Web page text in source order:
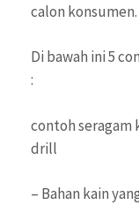
calon konsumen.
Di bawah ini 5
:
contoh seragam
drill
– Bahan kain